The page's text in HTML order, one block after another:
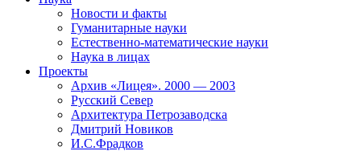
Новости и факты
Гуманитарные науки
Естественно-математические науки
Наука в лицах
Проекты
Архив «Лицея». 2000 — 2003
Русский Север
Архитектура Петрозаводска
Дмитрий Новиков
И.С.Фрадков